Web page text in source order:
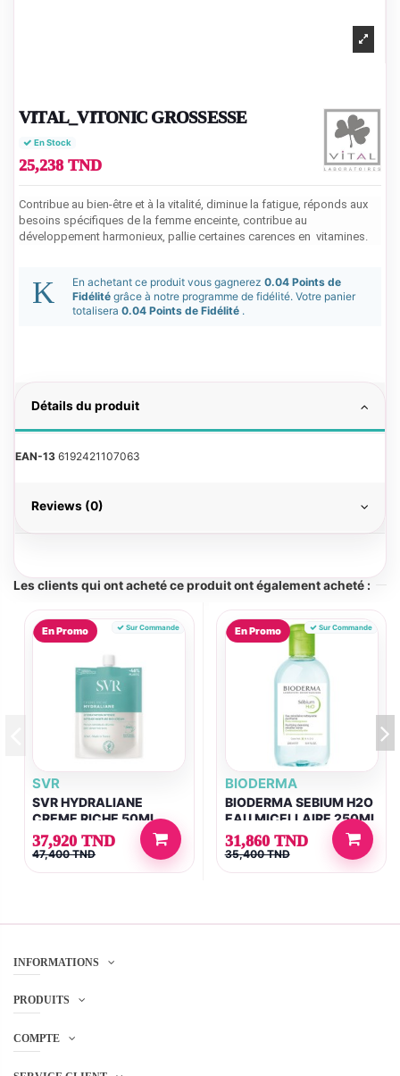
VITAL_VITONIC GROSSESSE
En Stock
25,238 TND
Contribue au bien-être et à la vitalité, diminue la fatigue, réponds aux
besoins spécifiques de la femme enceinte, contribue au
développement harmonieux, pallie certaines carences en vitamines.
En achetant ce produit vous gagnerez 0.04 Points de
Fidélité grâce à notre programme de fidélité. Votre panier
totalisera 0.04 Points de Fidélité .
Détails du produit
EAN-13 6192421107063
Reviews (0)
Les clients qui ont acheté ce produit ont également acheté :
En Promo Sur Commande
SVR
SVR HYDRALIANE
CREME RICHE 50ML
37,920 TND
47,400 TND
En Promo Sur Commande
BIODERMA
BIODERMA SEBIUM H2O
EAU MICELLAIRE 250ML
31,860 TND
35,400 TND
INFORMATIONS
PRODUITS
COMPTE